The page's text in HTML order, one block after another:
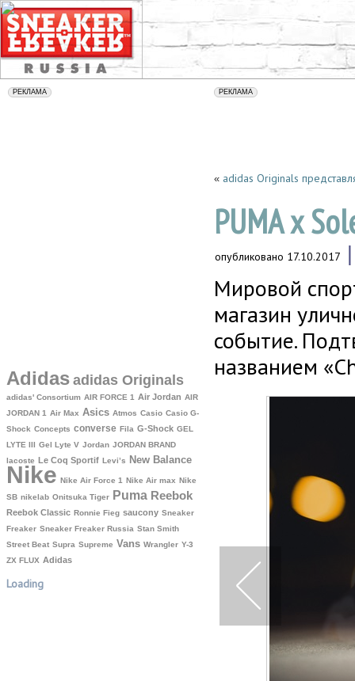
Adidas adidas Originals
adidas' Consortium AIR FORCE 1 Air Jordan AIR
JORDAN 1 Air Max Asics Atmos Casio Casio G-
Shock Concepts converse Fila G-Shock GEL
LYTE III Gel Lyte V Jordan JORDAN BRAND
lacoste Le Coq Sportif Levi’s New Balance
Nike Nike Air Force 1 Nike Air max Nike
SB nikelab Onitsuka Tiger Puma Reebok
Reebok Classic Ronnie Fieg saucony Sneaker
Freaker Sneaker Freaker Russia Stan Smith
Street Beat Supra Supreme Vans Wrangler Y-3
ZX FLUX Аdidas
Loading
« adidas Originals
PUMA х
опубликовано 17.10.2017
Мировой
магазин
событие.
названием